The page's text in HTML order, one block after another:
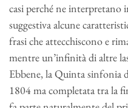
casi perché ne interpretano
suggestiva alcune
frasi che attecchiscono e
mentre un’infinità di altre
Ebbene, la Quinta sinfonia
1804 ma completata tra la